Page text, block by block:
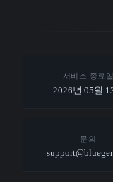
서비스 종료일
2026년 05월
문의